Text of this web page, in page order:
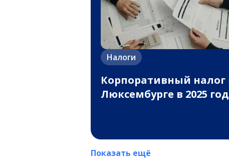
Налоги
Корпоративный налог
Люксембурге в 2025
Показать ещё